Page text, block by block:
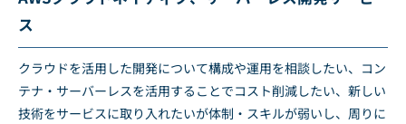
ス
クラウドを活用した開発について構成や運用を相談したい、コン
テナ・サーバーレスを活用することでコスト削減したい、新しい
技術をサービスに取り入れたいが体制・スキルが弱いし、周りに